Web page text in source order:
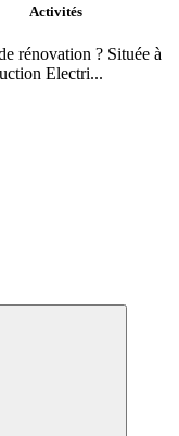
Activités
rénovation ? Située à
Electri...